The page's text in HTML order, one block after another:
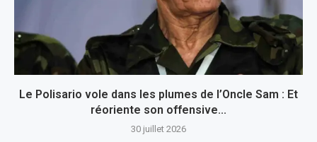
Le Polisario vole dans les plumes de l’Oncle Sam : Et
réoriente son offensive...
30 juillet 2026